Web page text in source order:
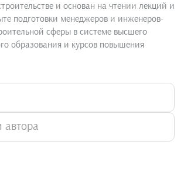
и основан на чтении лекций и
подготовки менеджеров и инженеров-
сферы в системе высшего
образования и курсов повышения
автора